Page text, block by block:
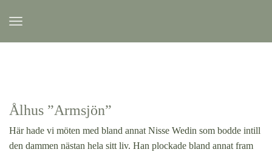
Ålhus ”Armsjön”
Här hade vi möten med bland annat Nisse Wedin som bodde intill
den dammen nästan hela sitt liv. Han plockade bland annat fram